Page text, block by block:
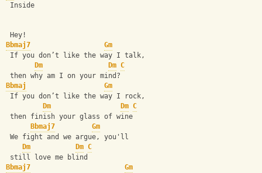
Inside
Hey!
Bbmaj7
Gm
If you don’t like the way I talk,
Dm
Dm C
then why am I on your mind?
Bbmaj
Gm
If you don’t like the way I rock,
Dm
Dm C
then finish your glass of wine
Bbmaj7
Gm
We fight and we argue, you'll
Dm
Dm C
still love me blind
Bbmaj7
Gm